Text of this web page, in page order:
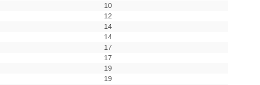
10
12
14
14
17
17
19
19